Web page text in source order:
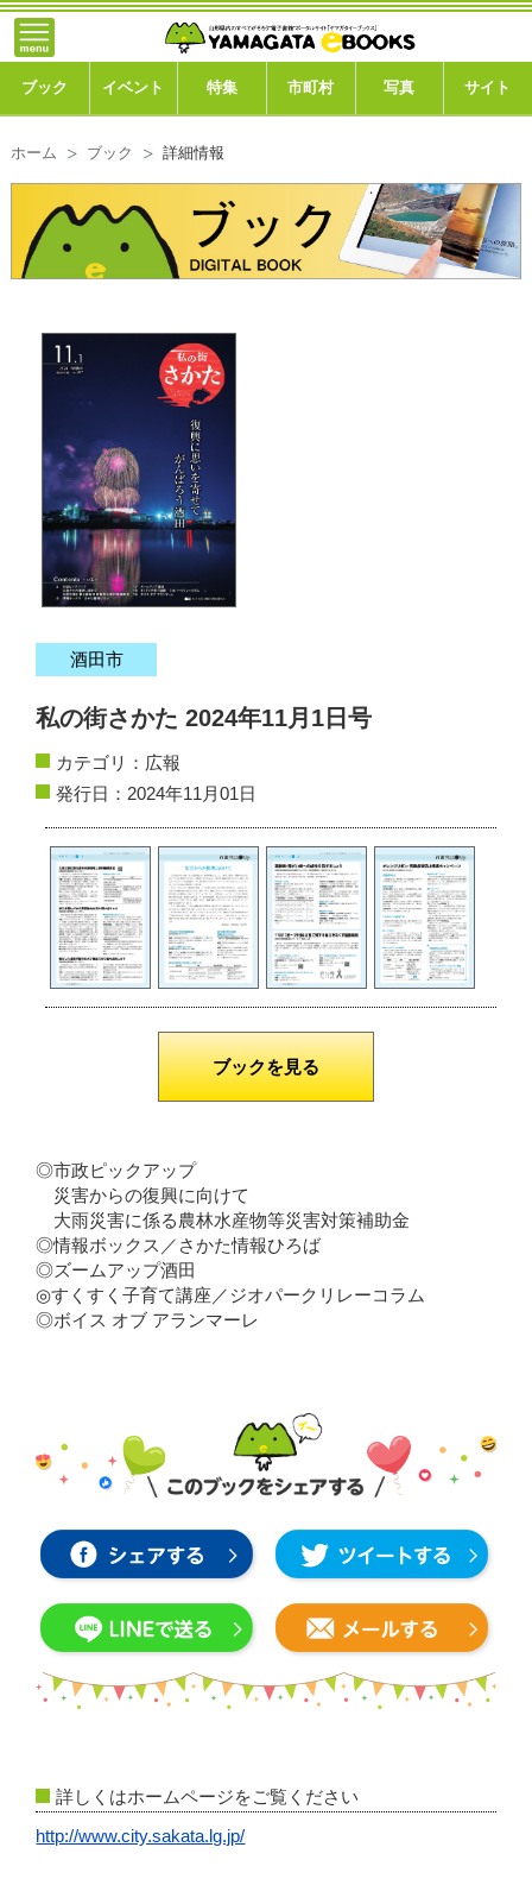
ブック イベント 特集 市町村 写真 サイト
ホーム ブック 詳細情報
酒田市
私の街さかた 2024年11月1日号
カテゴリ： 広報
発行日：2024年11月01日
ブックを見る
◎市政ピックアップ
災害からの復興に向けて
大雨災害に係る農林水産物等災害対策補助金
◎情報ボックス／さかた情報ひろば
◎ズームアップ酒田
◎すくすく子育て講座／ジオパークリレーコラム
◎ボイス オブ アランマーレ
詳しくはホームページをご覧ください
http://www.city.sakata.lg.jp/
トップ
ブック
市町村
このサイトについて
ご利用ガイド
よくある質問
サイトマップ
個人情報保護方針
動作環境
リンク集
}; -->